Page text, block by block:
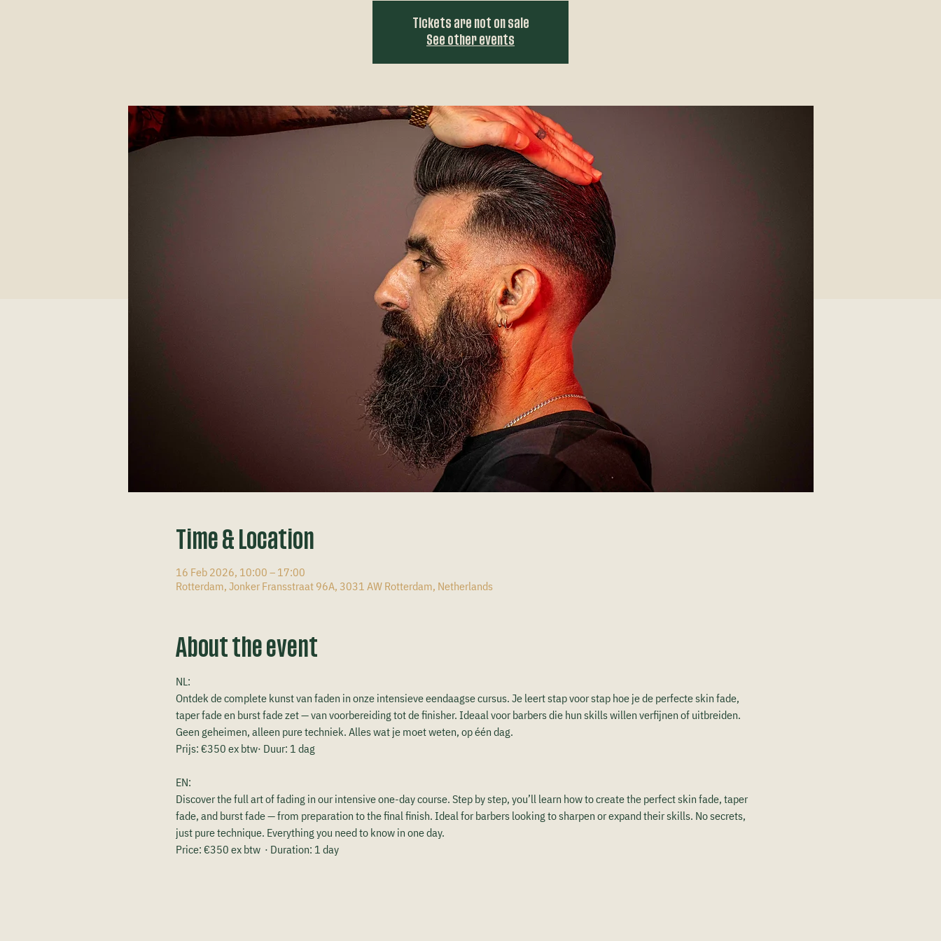
Tickets are not on sale
See other events
Time & Location
16 Feb 2026, 10:00 – 17:00
Rotterdam, Jonker Fransstraat 96A, 3031 AW Rotterdam, Netherlands
About the event
NL:
Ontdek de complete kunst van faden in onze intensieve eendaagse cursus. Je leert stap voor stap hoe je de perfecte skin fade,
taper fade en burst fade zet — van voorbereiding tot de finisher. Ideaal voor barbers die hun skills willen verfijnen of uitbreiden.
Geen geheimen, alleen pure techniek. Alles wat je moet weten, op één dag.
Prijs: €350 ex btw· Duur: 1 dag
EN:
Discover the full art of fading in our intensive one-day course. Step by step, you’ll learn how to create the perfect skin fade, taper
fade, and burst fade — from preparation to the final finish. Ideal for barbers looking to sharpen or expand their skills. No secrets,
just pure technique. Everything you need to know in one day.
Price: €350 ex btw  · Duration: 1 day